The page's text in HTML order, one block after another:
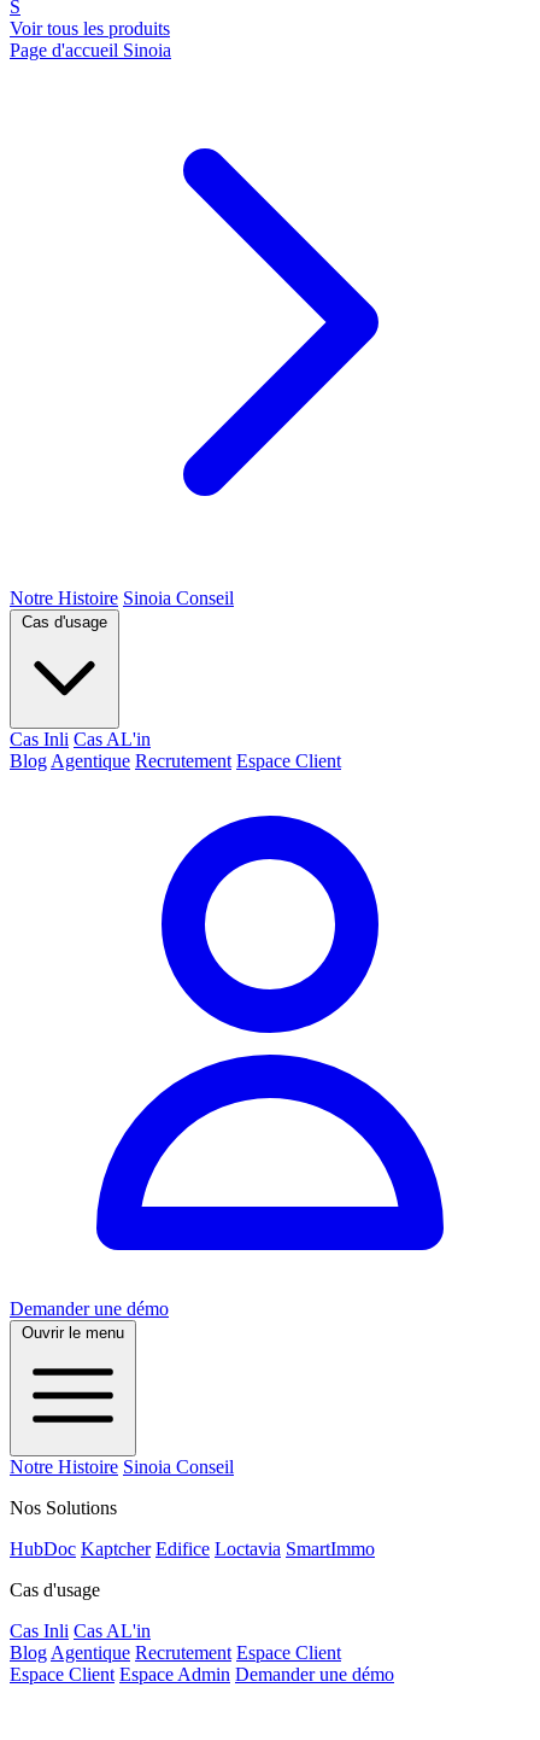
S
Voir tous les produits
Page d'accueil Sinoia
Notre Histoire Sinoia Conseil
Cas d'usage
Cas Inli Cas AL'in
Blog Agentique Recrutement Espace Client
Demander une démo
Ouvrir le menu
Notre Histoire Sinoia Conseil
Nos Solutions
HubDoc Kaptcher Edifice Loctavia SmartImmo
Cas d'usage
Cas Inli Cas AL'in
Blog Agentique Recrutement Espace Client
Espace Client Espace Admin Demander une démo